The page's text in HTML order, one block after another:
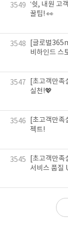
3549
‘쉿, 내원 고
꿀팁! 👀
3548
[글로벌
비하인드 스
3547
[초고객만
실천!💖
3546
[초고객만
젝트!
3545
[초고객만
서비스 품질